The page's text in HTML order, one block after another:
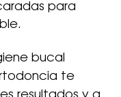
para
bucal
te